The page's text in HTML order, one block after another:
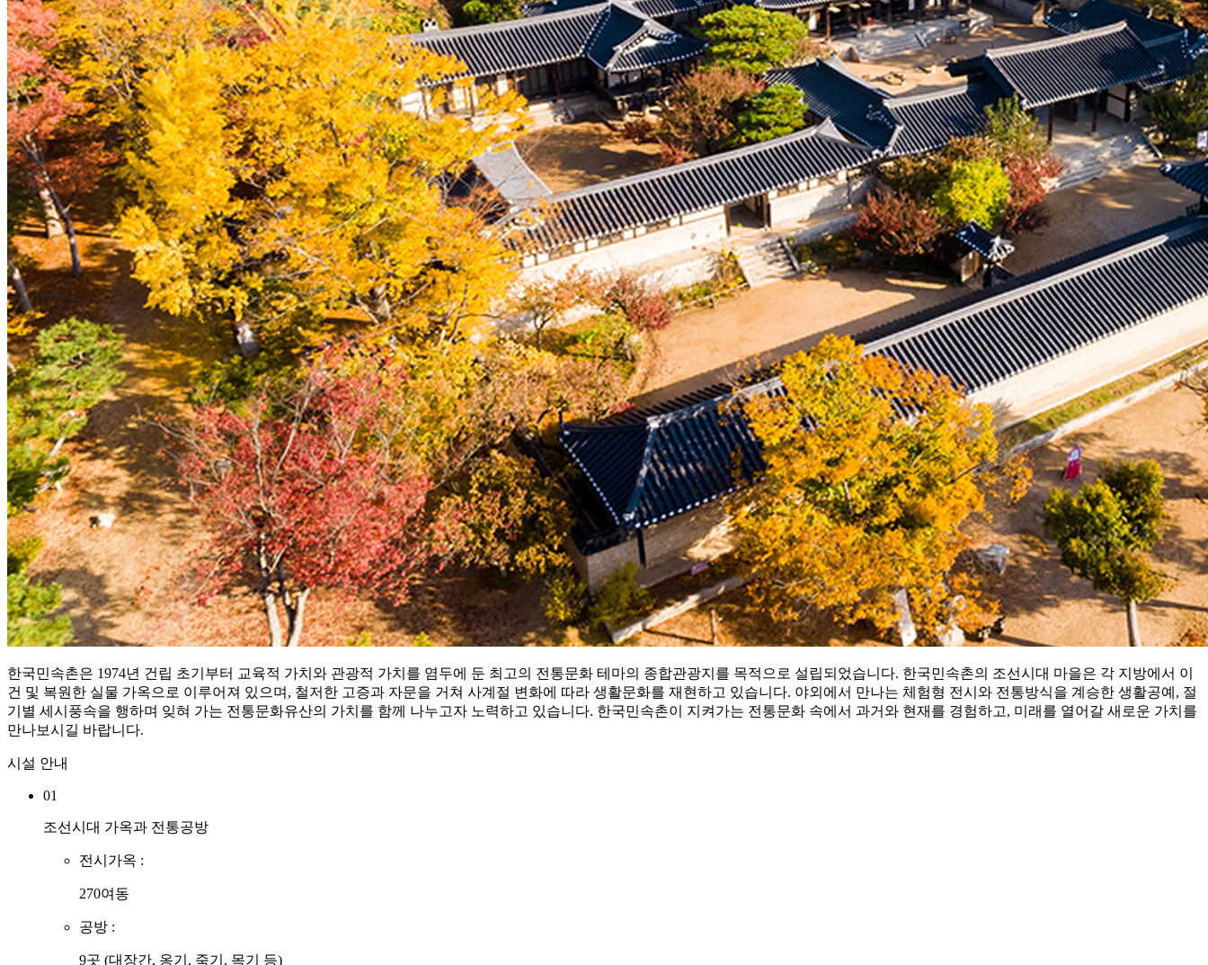
한국민속촌은 1974년 건립 초기부터 교육적 가치와 관광적 가치를 염두에 둔 최고의 전통문화 테마의 종합관광지를 목적으로 설립되었습니다. 한국민속촌의 조선시대 마을은 각 지방에서 이
건 및 복원한 실물 가옥으로 이루어져 있으며, 철저한 고증과 자문을 거쳐 사계절 변화에 따라 생활문화를 재현하고 있습니다. 야외에서 만나는 체험형 전시와 전통방식을 계승한 생활공예, 절
기별 세시풍속을 행하며 잊혀 가는 전통문화유산의 가치를 함께 나누고자 노력하고 있습니다. 한국민속촌이 지켜가는 전통문화 속에서 과거와 현재를 경험하고, 미래를 열어갈 새로운 가치를
만나보시길 바랍니다.
시설 안내
01
조선시대 가옥과 전통공방
전시가옥 :
270여동
공방 :
9곳 (대장간, 옹기, 죽기, 목기 등)